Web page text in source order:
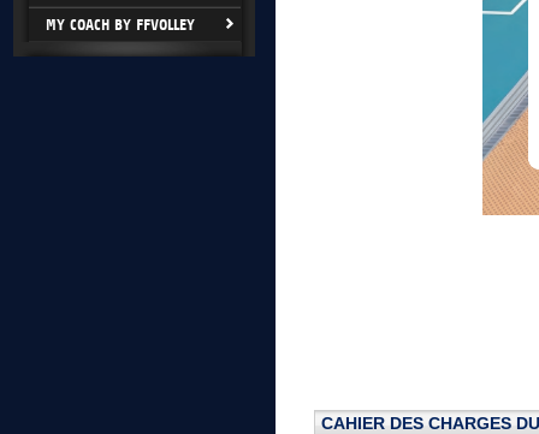
MY COACH BY FFVOLLEY
CAHIER DES CHARGES